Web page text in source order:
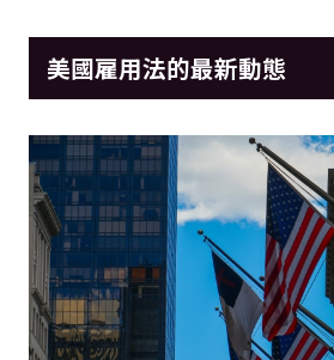
美國雇用法的最新動態